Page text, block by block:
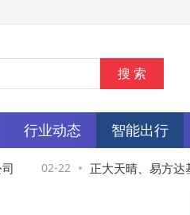
行业动态 智能出行
02-22 正大天晴、易方达基